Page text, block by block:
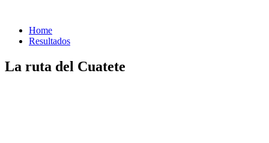
Home
Resultados
La ruta del Cuatete